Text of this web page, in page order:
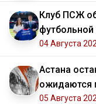
Клуб ПСЖ
04 Августа
Астана
ожидаются
05 Августа